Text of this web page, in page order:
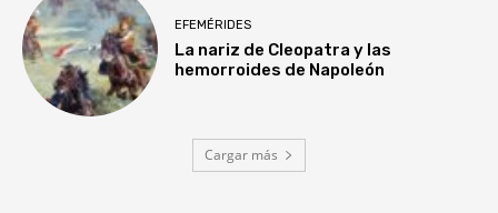
EFEMÉRIDES
La nariz de Cleopatra y las
hemorroides de Napoleón
Cargar más